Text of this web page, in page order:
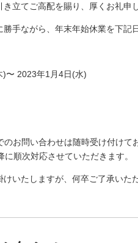
立てご高配を賜り、厚くお礼申
手ながら、年末年始休業を下記
〜 2023年1月4日(水)
のお問い合わせは随時受け付け
に順次対応させていただきます。
いたしますが、何卒ご了承いた